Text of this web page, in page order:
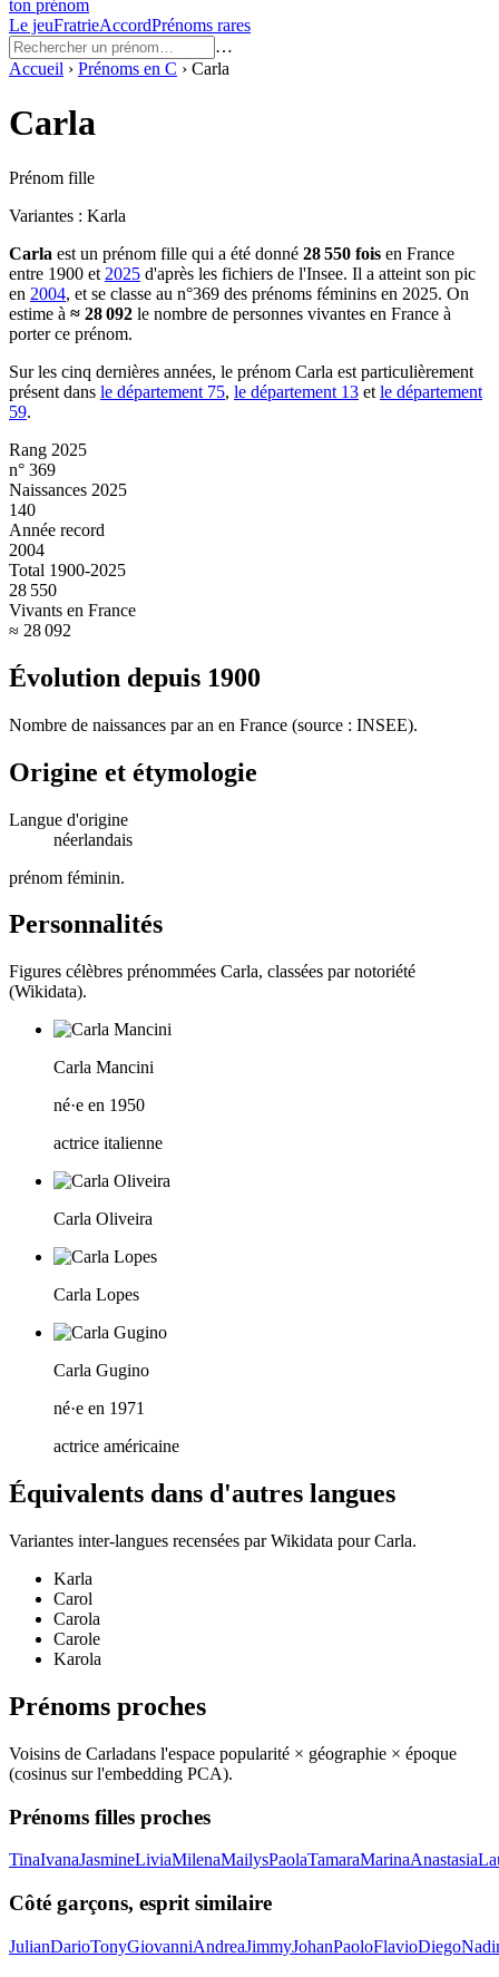
ton prénom
Le jeuFratrieAccordPrénoms rares
…
Accueil › Prénoms en C › Carla
Carla
Prénom fille
Variantes : Karla
Carla est un prénom fille qui a été donné 28 550 fois en France
entre 1900 et 2025 d'après les fichiers de l'Insee. Il a atteint son pic
en 2004, et se classe au n°369 des prénoms féminins en 2025. On
estime à ≈ 28 092 le nombre de personnes vivantes en France à
porter ce prénom.
Sur les cinq dernières années, le prénom Carla est particulièrement
présent dans le département 75, le département 13 et le département
59.
Rang 2025
n° 369
Naissances 2025
140
Année record
2004
Total 1900-2025
28 550
Vivants en France
≈ 28 092
Évolution depuis 1900
Nombre de naissances par an en France (source : INSEE).
Origine et étymologie
Langue d'origine
néerlandais
prénom féminin.
Personnalités
Figures célèbres prénommées Carla, classées par notoriété
(Wikidata).
Carla Mancini
né·e en 1950
actrice italienne
Carla Oliveira
Carla Lopes
Carla Gugino
né·e en 1971
actrice américaine
Équivalents dans d'autres langues
Variantes inter-langues recensées par Wikidata pourCarla.
Karla
Carol
Carola
Carole
Karola
Prénoms proches
Voisins de Carladans l'espace popularité × géographie × époque
(cosinus sur l'embedding PCA).
Prénoms filles proches
TinaIvanaJasmineLiviaMilenaMailysPaolaTamaraMarinaAnastasia
Côté garçons, esprit similaire
JulianDarioTonyGiovanniAndreaJimmyJohanPaoloFlavioDiego